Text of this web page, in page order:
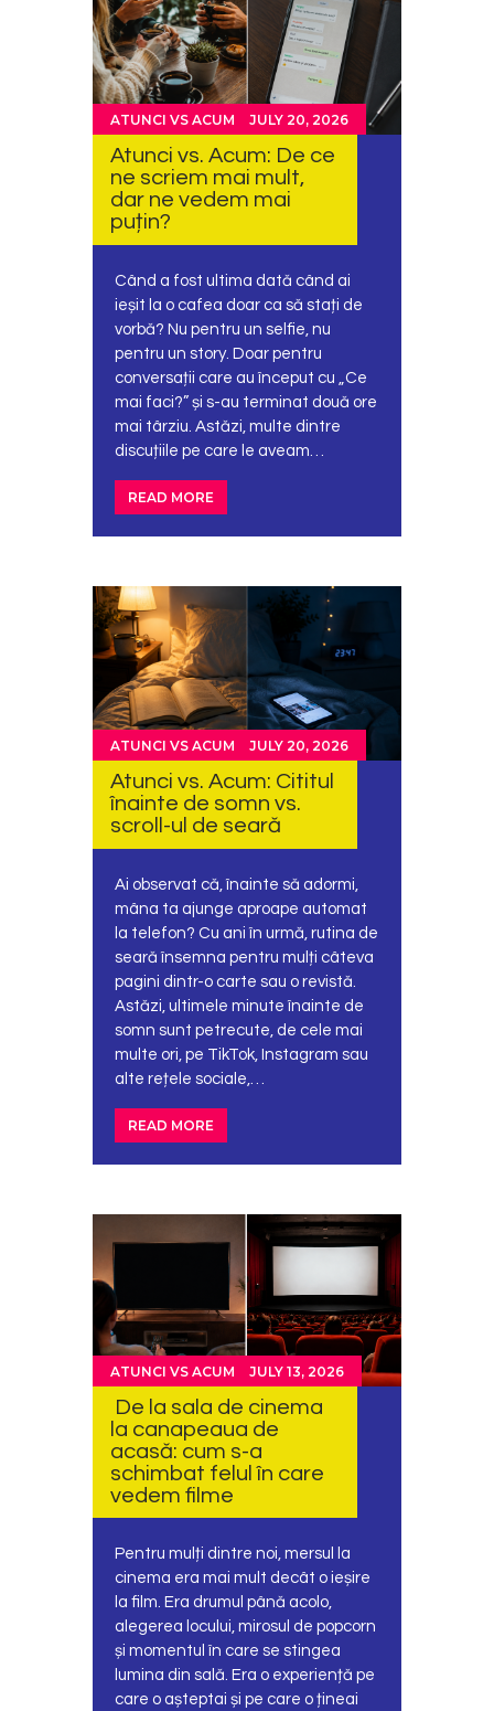
ATUNCI VS ACUM JULY 20, 2026
Atunci vs. Acum: De ce
ne scriem mai mult,
dar ne vedem mai
puțin?
Când a fost ultima dată când ai
ieșit la o cafea doar ca să stați de
vorbă? Nu pentru un selfie, nu
pentru un story. Doar pentru
conversații care au început cu „Ce
mai faci?” și s-au terminat două ore
mai târziu. Astăzi, multe dintre
discuțiile pe care le aveam…
READ MORE
ATUNCI VS ACUM JULY 20, 2026
Atunci vs. Acum: Cititul
înainte de somn vs.
scroll-ul de seară
Ai observat că, înainte să adormi,
mâna ta ajunge aproape automat
la telefon? Cu ani în urmă, rutina de
seară însemna pentru mulți câteva
pagini dintr-o carte sau o revistă.
Astăzi, ultimele minute înainte de
somn sunt petrecute, de cele mai
multe ori, pe TikTok, Instagram sau
alte rețele sociale,…
READ MORE
ATUNCI VS ACUM JULY 13, 2026
De la sala de cinema
la canapeaua de
acasă: cum s-a
schimbat felul în care
vedem filme
Pentru mulți dintre noi, mersul la
cinema era mai mult decât o ieșire
la film. Era drumul până acolo,
alegerea locului, mirosul de popcorn
și momentul în care se stingea
lumina din sală. Era o experiență pe
care o așteptai și pe care o țineai